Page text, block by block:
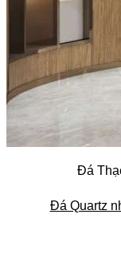
Đá
Đá Quartz